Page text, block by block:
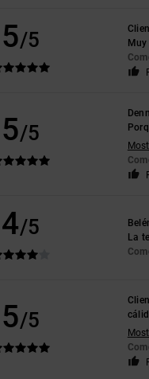
5/5
5/5
4/5
La
5/5